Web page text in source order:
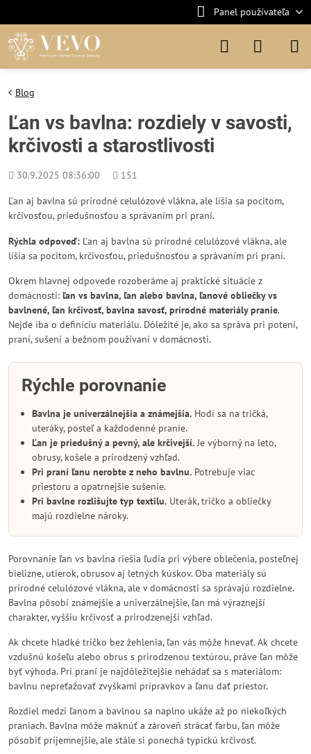
Panel používateľa
Blog
Ľan vs bavlna: rozdiely v savosti,
krčivosti a starostlivosti
Pridané
30.9.2025 08:36:00
Počet
151
Ľan aj bavlna sú prírodné celulózové vlákna, ale líšia sa pocitom,
krčivosťou, priedušnosťou a správaním pri praní.
Rýchla odpoveď: Ľan aj bavlna sú prírodné celulózové vlákna, ale
líšia sa pocitom, krčivosťou, priedušnosťou a správaním pri praní.
Okrem hlavnej odpovede rozoberáme aj praktické situácie z
domácnosti: ľan vs bavlna, ľan alebo bavlna, ľanové obliečky vs
bavlnené, ľan krčivosť, bavlna savosť, prírodné materiály pranie.
Nejde iba o definíciu materiálu. Dôležité je, ako sa správa pri potení,
praní, sušení a bežnom používaní v domácnosti.
Rýchle porovnanie
Bavlna je univerzálnejšia a známejšia. Hodí sa na tričká,
uteráky, posteľ a každodenné pranie.
Ľan je priedušný a pevný, ale krčivejší.Je výborný na leto,
obrusy, košele a prirodzený vzhľad.
Pri praní ľanu nerobte z neho bavlnu. Potrebuje viac
priestoru a opatrnejšie sušenie.
Pri bavlne rozlišujte typ textilu. Uterák, tričko a obliečky
majú rozdielne nároky.
Porovnanie ľan vs bavlna riešia ľudia pri výbere oblečenia, posteľnej
bielizne, utierok, obrusov aj letných kúskov. Oba materiály sú
prírodné celulózové vlákna, ale v domácnosti sa správajú rozdielne.
Bavlna pôsobí známejšie a univerzálnejšie, ľan má výraznejší
charakter, vyššiu krčivosť a prirodzenejší vzhľad.
Ak chcete hladké tričko bez žehlenia, ľan vás môže hnevať. Ak chcete
vzdušnú košeľu alebo obrus s prirodzenou textúrou, práve ľan môže
byť výhoda. Pri praní je najdôležitejšie nehádať sa s materiálom:
bavlnu nepreťažovať zvyškami prípravkov a ľanu dať priestor.
Rozdiel medzi ľanom a bavlnou sa naplno ukáže až po niekoľkých
praniach. Bavlna môže mäknúť a zároveň strácať farbu, ľan môže
pôsobiť príjemnejšie, ale stále si ponechá typickú krčivosť.